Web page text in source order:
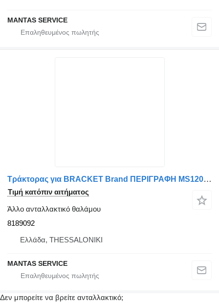
MANTAS SERVICE
Τράκτορας για BRACKET Brand ΠΕΡΙΓΡΑΦΗ MS120082 - AFTERMARKET 8189092
Τιμή κατόπιν αιτήματος
Άλλο ανταλλακτικό θαλάμου
8189092
Ελλάδα, THESSALONIKI
MANTAS SERVICE
Δεν μπορείτε να βρείτε ανταλλακτικό;